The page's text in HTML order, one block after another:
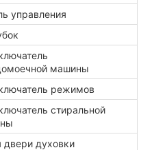
управления
машины
режимов
стиральной
двери духовки